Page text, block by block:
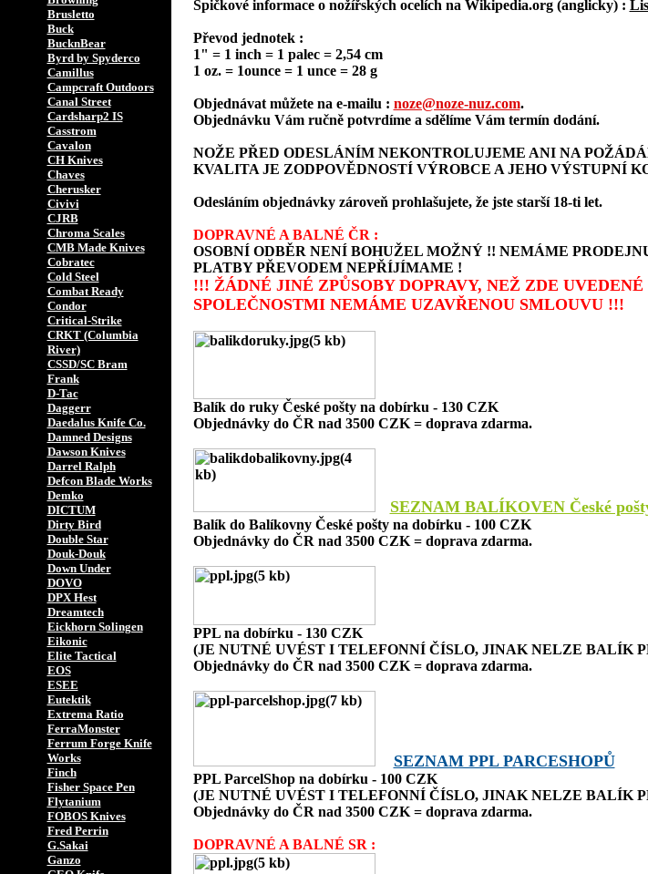
Brusletto
Buck
BucknBear
Byrd by Spyderco
Camillus
Campcraft Outdoors
Canal Street
Cardsharp2 IS
Casstrom
Cavalon
CH Knives
Chaves
Cherusker
Civivi
CJRB
Chroma Scales
CMB Made Knives
Cobratec
Cold Steel
Combat Ready
Condor
Critical-Strike
CRKT (Columbia
River)
CSSD/SC Bram
Frank
D-Tac
Daggerr
Daedalus Knife Co.
Damned Designs
Dawson Knives
Darrel Ralph
Defcon Blade Works
Demko
DICTUM
Dirty Bird
Double Star
Douk-Douk
Down Under
DOVO
DPX Hest
Dreamtech
Eickhorn Solingen
Eikonic
Elite Tactical
EOS
ESEE
Eutektik
Extrema Ratio
FerraMonster
Ferrum Forge Knife
Works
Finch
Fisher Space Pen
Flytanium
FOBOS Knives
Fred Perrin
G.Sakai
Ganzo
Špičkové informace o nožířských ocelích na Wikipedia.org (anglicky) :
Převod jednotek :
1" = 1 inch = 1 palec = 2,54 cm
1 oz. = 1ounce = 1 unce = 28 g
Objednávat můžete na e-mailu : noze@noze-nuz.com.
Objednávku Vám ručně potvrdíme a sdělíme Vám termín dodání.
NOŽE PŘED ODESLÁNÍM NEKONTROLUJEME ANI NA
KVALITA JE ZODPOVĚDNOSTÍ VÝROBCE A JEHO VÝSTUPNÍ
Odesláním objednávky zároveň prohlašujete, že jste starší 18-ti let.
DOPRAVNÉ A BALNÉ ČR :
OSOBNÍ ODBĚR NENÍ BOHUŽEL MOŽNÝ !! NEMÁME
PLATBY PŘEVODEM NEPŘÍJÍMAME !
!!! ŽÁDNÉ JINÉ ZPŮSOBY DOPRAVY, NEŽ ZDE
SPOLEČNOSTMI NEMÁME UZAVŘENOU SMLOUVU !!!
Balík do ruky České pošty na dobírku - 130 CZK
Objednávky do ČR nad 3500 CZK = doprava zdarma.
SEZNAM BALÍKOVEN České
Balík do Balíkovny České pošty na dobírku - 100 CZK
Objednávky do ČR nad 3500 CZK = doprava zdarma.
PPL na dobírku - 130 CZK
(JE NUTNÉ UVÉST I TELEFONNÍ ČÍSLO, JINAK NELZE BALÍK
Objednávky do ČR nad 3500 CZK = doprava zdarma.
SEZNAM PPL PARCESHOPŮ
PPL ParcelShop na dobírku - 100 CZK
(JE NUTNÉ UVÉST I TELEFONNÍ ČÍSLO, JINAK NELZE BALÍK
Objednávky do ČR nad 3500 CZK = doprava zdarma.
DOPRAVNÉ A BALNÉ SR :